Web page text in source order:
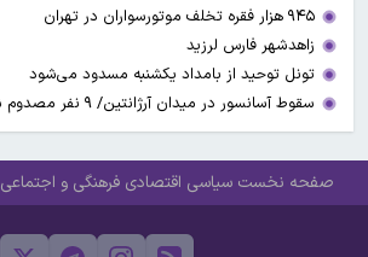
۹۴۵ هزار فقره تخلف موتورسواران در تهران
زاهدشهر فارس لرزید
تونل توحید از بامداد یکشنبه مسدود می‌شود
سقوط آسانسور در میدان آرژانتین/ ۹ نفر مصدوم شدند
صفحه نخست سیاسی اقتصادی فرهنگی و اجتماعی